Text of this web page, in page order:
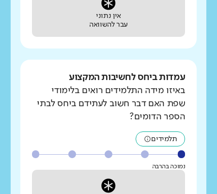
אין נתוני
עבר להשוואה
עמדות ביחס לחשיבות המקצוע
באיזו מידה התלמידים רואים בלימודי
שפת האם דבר חשוב לעתידם ביחס לבתי
הספר הדומים?
תלמידים
נמוכה בהרבה